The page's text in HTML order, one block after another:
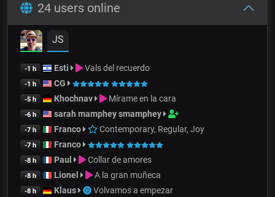
24 users online
JS
-1 h Esti Vals del recuerdo
-1 h CG
-5 h Khochnav Mírame en la cara
-6 h sarah mamphey smamphey
-7 h Franco Contemporary, Regular, Joy
-7 h Franco
-8 h Paul Collar de amores
-8 h Lionel A la gran muñeca
-8 h Klaus Volvamos a empezar